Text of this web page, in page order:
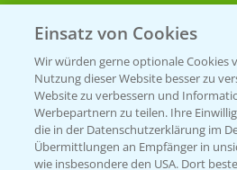
Beratung auf
T.+49 (0)174 346 564
KONTAKT
Hilfe in Notfällen
Einsatz von Cookies
Wir würden gerne optionale Cookies
Nutzung dieser Website besser zu
Website zu verbessern und
Werbepartnern zu teilen. Ihre
die in der Datenschutzerklärung im
Übermittlungen an Empfänger in
wie insbesondere den USA. Dort